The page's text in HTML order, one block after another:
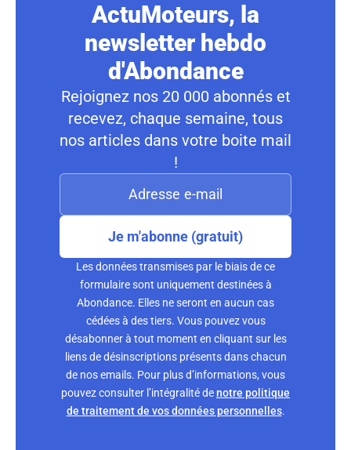
ActuMoteurs, la
newsletter hebdo
d'Abondance
Rejoignez nos 20 000 abonnés et
recevez, chaque semaine, tous
nos articles dans votre boite mail
!
Je m'abonne (gratuit)
Les données transmises par le biais de ce
formulaire sont uniquement destinées à
Abondance. Elles ne seront en aucun cas
cédées à des tiers. Vous pouvez vous
désabonner à tout moment en cliquant sur les
liens de désinscriptions présents dans chacun
de nos emails. Pour plus d’informations, vous
pouvez consulter l’intégralité denotre politique
de traitement de vos données personnelles.